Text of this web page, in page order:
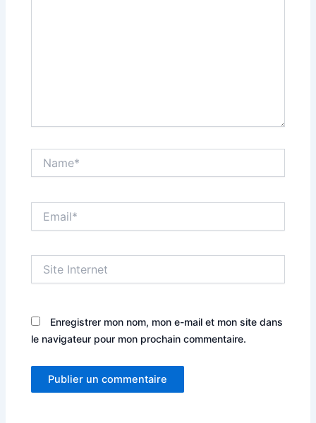
Internet
Enregistrer mon nom, mon e-mail et mon site dans
le navigateur pour mon prochain commentaire.